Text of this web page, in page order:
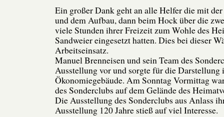
Ein großer Dank geht an alle Helfer die mit
und dem Aufbau, dann beim Hock über die
viele Stunden ihrer Freizeit zum Wohle des
Sandweier eingesetzt hatten. Dies bei dieser
Arbeitseinsatz.
Manuel Brenneisen und sein Team des
Ausstellung vor und sorgte für die Darstellung
Ökonomiegebäude. Am Sonntag Vormittag
des Sonderclubs auf dem Gelände des
Die Ausstellung des Sonderclubs aus Anlass
Ausstellung 120 Jahre stieß auf viel Interesse.